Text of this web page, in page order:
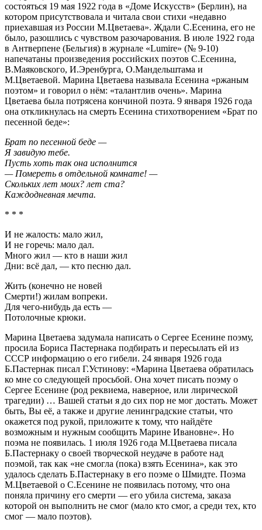
состояться 19 мая 1922 года в «Доме Искусств» (Берлин), на
котором присутствовала и читала свои стихи «недавно
приехавшая из России М.Цветаева». Ждали С.Есенина, его не
было, разошлись с чувством разочарования. В июле 1922 года
в Антверпене (Бельгия) в журнале «Lumire» (№ 9-10)
напечатаны произведения российских поэтов С.Есенина,
В.Маяковского, И.Эренбурга, О.Мандельштама и
М.Цветаевой. Марина Цветаева называла Есенина «ржаным
поэтом» и говорил о нём: «талантлив очень». Марина
Цветаева была потрясена кончиной поэта. 9 января 1926 года
она откликнулась на смерть Есенина стихотворением «Брат по
песенной беде»:
Брат по песенной беде —
Я завидую тебе.
Пусть хоть так она исполнится
— Помереть в отдельной комнате! —
Скольких лет моих? лет ста?
Каждодневная мечта.
* * *
И не жалость: мало жил,
И не горечь: мало дал.
Много жил — кто в наши жил
Дни: всё дал, — кто песню дал.
Жить (конечно не новей
Смерти!) жилам вопреки.
Для чего-нибудь да есть —
Потолочные крюки.
Марина Цветаева задумала написать о Сергее Есенине поэму,
просила Бориса Пастернака подбирать и пересылать ей из
СССР информацию о его гибели. 24 января 1926 года
Б.Пастернак писал Г.Устинову: «Марина Цветаева обратилась
ко мне со следующей просьбой. Она хочет писать поэму о
Сергее Есенине (род реквиема, наверное, или лирической
трагедии) … Вашей статьи я до сих пор не мог достать. Может
быть, Вы её, а также и другие ленинградские статьи, что
окажется под рукой, приложите к тому, что найдёте
возможным и нужным сообщить Марине Ивановне». Но
поэма не появилась. 1 июля 1926 года М.Цветаева писала
Б.Пастернаку о своей творческой неудаче в работе над
поэмой, так как «не смогла (пока) взять Есенина», как это
удалось сделать Б.Пастернаку в его поэме о Шмидте. Поэма
М.Цветаевой о С.Есенине не появилась потому, что она
поняла причину его смерти — его убила система, заказа
которой он выполнить не смог (мало кто смог, а среди тех, кто
смог — мало поэтов).